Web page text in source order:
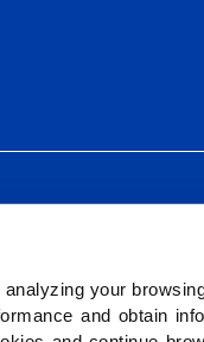
your
and obtain
2026